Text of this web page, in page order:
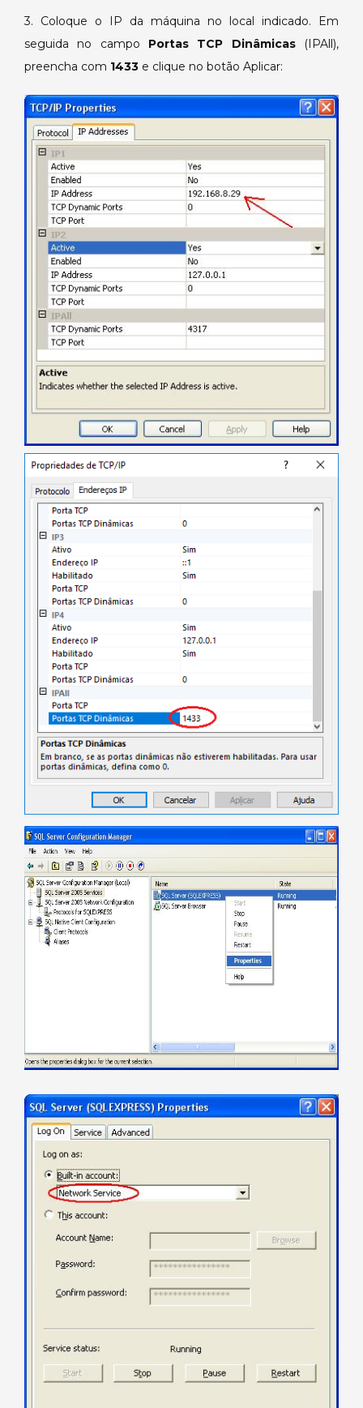
3. Coloque o IP da máquina no local indicado. Em
seguida no campo Portas TCP Dinâmicas(IPAll),
preencha com 1433 e clique no botão Aplicar: